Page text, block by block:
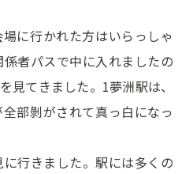
に行かれた方はいらっしゃ
者パスで中に入れましたの
見てきました。1夢洲駅は、
部剝がされて真っ白になっ
行きました。駅には多くの